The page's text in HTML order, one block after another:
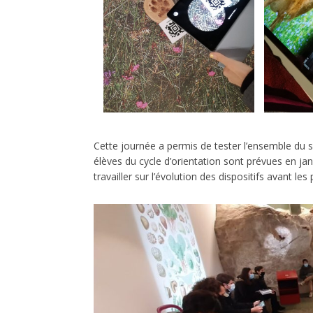
Cette journée a permis de tester l’ensemble
élèves du cycle d’orientation sont prévues en
travailler sur l’évolution des dispositifs avant